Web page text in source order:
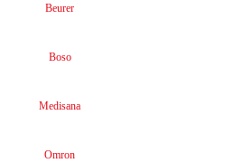
Beurer
Boso
Medisana
Omron